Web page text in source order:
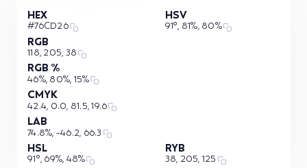
HEX
#76CD26
RGB
118, 205, 38
RGB %
46%, 80%, 15%
CMYK
42.4, 0.0, 81.5, 19.6
LAB
74.8%, -46.2, 66.3
HSL
91°, 69%, 48%
HSV
91°, 81%, 80%
RYB
38, 205, 125